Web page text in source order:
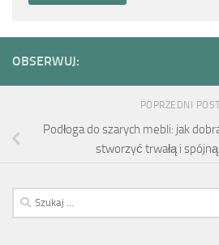
OBSERWUJ:
POPRZEDNI POST
Podłoga do szarych mebli: jak
stworzyć trwałą i
Szukaj: